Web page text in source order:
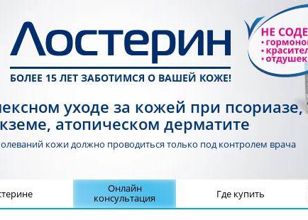
БОЛЕЕ 15 ЛЕТ ЗАБОТИМСЯ О ВАШЕЙ КОЖЕ!
уходе за кожей при псориазе,
атопическом дерматите
кожи должно проводитьсятолько под контролем врача
Онлайн
консультация Где купить